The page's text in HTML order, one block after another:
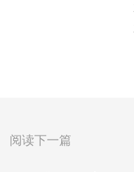
阅读下一篇